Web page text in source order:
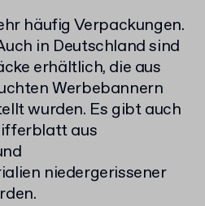
häufig Verpackungen.
in Deutschland sind
erhältlich, die aus
Werbebannern
wurden. Es gibt auch
aus
niedergerissener